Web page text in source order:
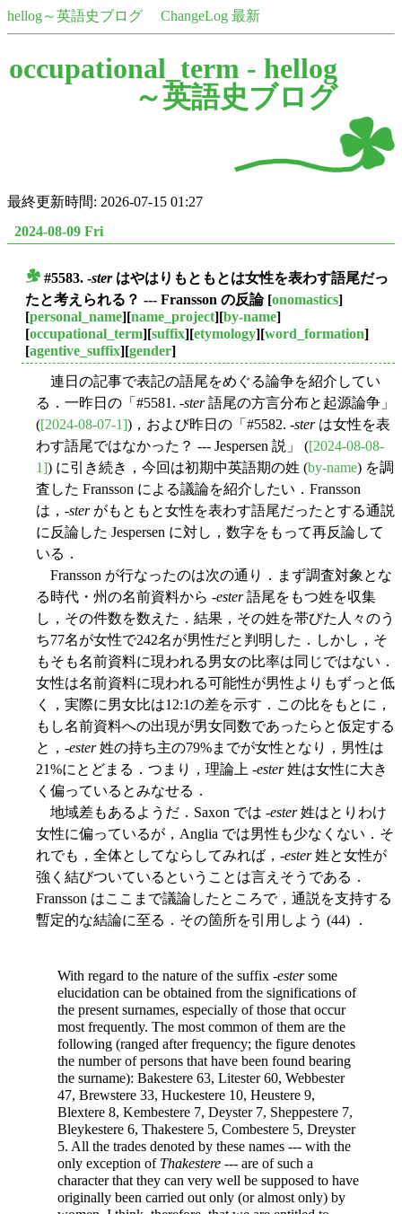
hellog～英語史ブログ ChangeLog 最新
occupational_term - hellog
～英語史ブログ
最終更新時間: 2026-07-15 01:27
2024-08-09 Fri
#5583. -sterはやはりもともとは女性を表わす語尾だっ
たと考えられる？ --- Fransson の反論[onomastics]
[personal_name][name_project][by-name]
[occupational_term][suffix][etymology][word_formation]
[agentive_suffix][gender]
連日の記事で表記の語尾をめぐる論争を紹介してい
る．一昨日の「#5581. -ster語尾の方言分布と起源論争」
([2024-08-07-1])，および昨日の「#5582. -sterは女性を表
わす語尾ではなかった？ --- Jespersen 説」 ([2024-08-08-
1]) に引き続き，今回は初期中英語期の姓 (by-name) を調
査した Fransson による議論を紹介したい．Fransson
は，-sterがもともと女性を表わす語尾だったとする通説
に反論した Jespersen に対し，数字をもって再反論して
いる．
Fransson が行なったのは次の通り．まず調査対象とな
る時代・州の名前資料から -ester語尾をもつ姓を収集
し，その件数を数えた．結果，その姓を帯びた人々のう
ち77名が女性で242名が男性だと判明した．しかし，そ
もそも名前資料に現われる男女の比率は同じではない．
女性は名前資料に現われる可能性が男性よりもずっと低
く，実際に男女比は12:1の差を示す．この比をもとに，
もし名前資料への出現が男女同数であったらと仮定する
と，-ester姓の持ち主の79%までが女性となり，男性は
21%にとどまる．つまり，理論上 -ester姓は女性に大き
く偏っているとみなせる．
地域差もあるようだ．Saxon では -ester姓はとりわけ
女性に偏っているが，Anglia では男性も少なくない．そ
れでも，全体としてならしてみれば，-ester姓と女性が
強く結びついているということは言えそうである．
Fransson はここまで議論したところで，通説を支持する
暫定的な結論に至る．その箇所を引用しよう (44) ．
With regard to the nature of the suffix -estersome
elucidation can be obtained from the significations of
the present surnames, especially of those that occur
most frequently. The most common of them are the
following (ranged after frequency; the figure denotes
the number of persons that have been found bearing
the surname): Bakestere 63, Litester 60, Webbester
47, Brewstere 33, Huckestere 10, Heustere 9,
Blextere 8, Kembestere 7, Deyster 7, Sheppestere 7,
Bleykestere 6, Thakestere 5, Combestere 5, Dreyster
5. All the trades denoted by these names --- with the
only exception of Thakestere --- are of such a
character that they can very well be supposed to have
originally been carried out only (or almost only) by